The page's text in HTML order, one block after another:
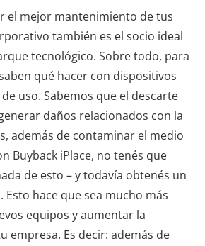
el mejor mantenimiento de tus
también es el socio ideal
tecnológico. Sobre todo, para
qué hacer con dispositivos
uso. Sabemos que el descarte
daños relacionados con la
además de contaminar el medio
Buyback iPlace, no tenés que
de esto – y todavía obtenés un
hace que sea mucho más
equipos y aumentar la
empresa. Es decir: además de